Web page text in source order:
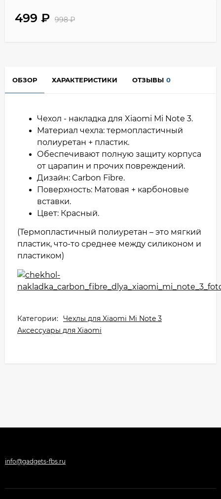
499 ₽ 998₽
ОБЗОР ХАРАКТЕРИСТИКИ ОТЗЫВЫ 0
Чехол - накладка для Xiaomi Mi Note 3.
Материал чехла: термопластичный
полиуретан + пластик.
Обеспечивают полную защиту корпуса
от царапин и прочих повреждений.
Дизайн: Carbon Fibre.
Поверхность: Матовая + карбоновые
вставки.
Цвет: Красный.
(Термопластичный полиуретан – это мягкий
пластик, что-то среднее между силиконом и
пластиком)
Категории: Чехлы для Xiaomi Mi Note 3
Аксессуары для Xiaomi
info@gadgets-fbs.ru